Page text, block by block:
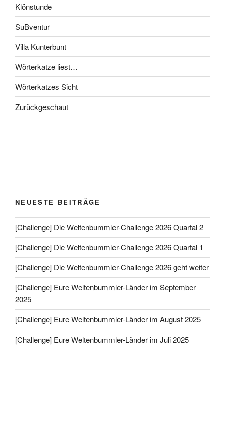
Klönstunde
SuBventur
Villa Kunterbunt
Wörterkatze liest…
Wörterkatzes Sicht
Zurückgeschaut
NEUESTE BEITRÄGE
[Challenge] Die Weltenbummler-Challenge 2026 Quartal 2
[Challenge] Die Weltenbummler-Challenge 2026 Quartal 1
[Challenge] Die Weltenbummler-Challenge 2026 geht weiter
[Challenge] Eure Weltenbummler-Länder im September
2025
[Challenge] Eure Weltenbummler-Länder im August 2025
[Challenge] Eure Weltenbummler-Länder im Juli 2025